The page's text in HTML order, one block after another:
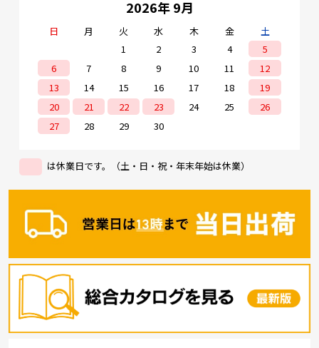
2026年 9月
日 月 火 水 木 金
土
1
2 3 4
5
6
7 8 9 10 11
12
13
14 15 16 17 18
19
20
21 22 23 24 25
26
27
28 29 30
は休業日です。（土・日・祝・年末年始は休業）